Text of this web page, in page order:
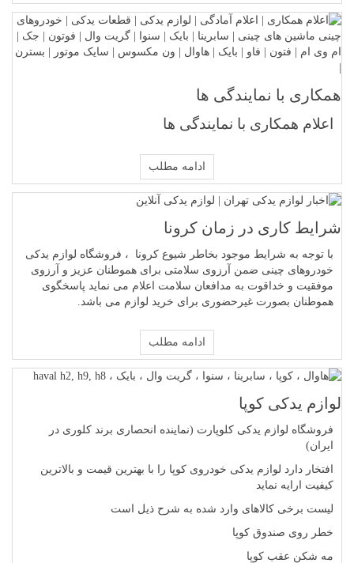
همکاری با نمایندگی ها
اعلام همکاری با نمایندگی ها
ادامه مطلب
شرایط کاری در زمان کرونا
با توجه به شرایط موجود بخاطر شیوع کرونا ، فروشگاه لوازم یدکی
خودروهای چینی ضمن آرزوی سلامتی برای هموطنان عزیز و آرزوی
موفقیت و خداقوت به مدافعان سلامت اعلام می نماید پاسخگوی
هموطنان بصورت غیرحضوری برای خرید لوازم می باشد.
ادامه مطلب
لوازم یدکی کوپا
فروشگاه لوازم یدکی کلوپارت (نماینده انحصاری برند کلوری در
ایران)
افتخار دارد لوازم یدکی خودروی کوپا را با بهترین قیمت و بالاترین
کیفیت ارایه نماید
لیست برخی کالاهای وارد شده به شرح ذیل است
خطر روی صندوق کوپا
مه شکن عقب کوپا